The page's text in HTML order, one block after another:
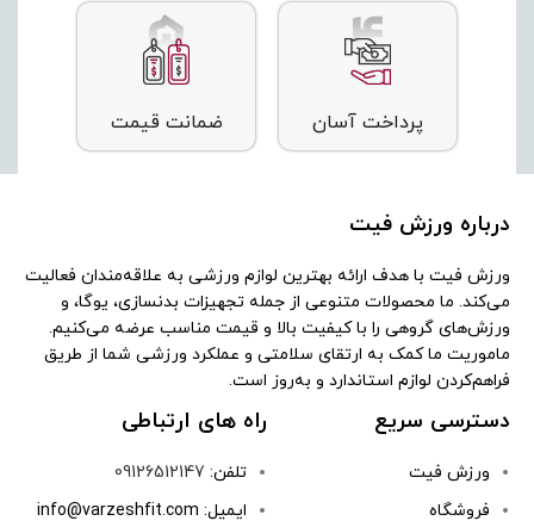
پرداخت آسان ضمانت قیمت
درباره ورزش فیت
ورزش فیت با هدف ارائه بهترین لوازم ورزشی به علاقه‌مندان فعالیت
می‌کند. ما محصولات متنوعی از جمله تجهیزات بدنسازی، یوگا، و
ورزش‌های گروهی را با کیفیت بالا و قیمت مناسب عرضه می‌کنیم.
ماموریت ما کمک به ارتقای سلامتی و عملکرد ورزشی شما از طریق
فراهم‌کردن لوازم استاندارد و به‌روز است.
دسترسی سریع
ورزش فیت
فروشگاه
راه های ارتباطی
تلفن: 09126512147
ایمیل: info@varzeshfit.com